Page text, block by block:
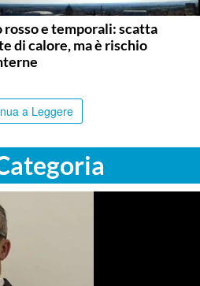
e temporali: scatta
di calore, ma è rischio
a Leggere